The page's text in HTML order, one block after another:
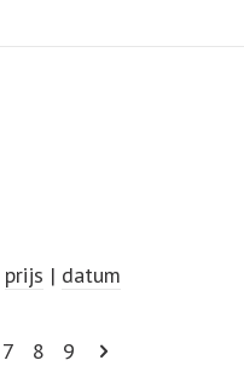
prijs | datum
7 8 9